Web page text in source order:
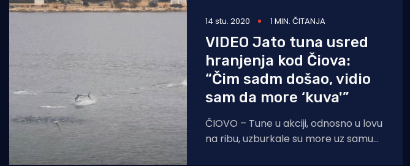
14 stu. 2020 1 MIN. ČITANJA
VIDEO Jato tuna usred
hranjenja kod Čiova:
“Čim sadm došao, vidio
sam da more ‘kuva'”
ČIOVO – Tune u akciji, odnosno u lovu
na ribu, uzburkale su more uz samu